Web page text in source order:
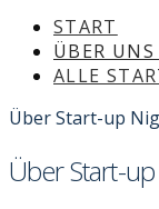
START
ÜBER
ALLE
Über Start-up
Über Start-